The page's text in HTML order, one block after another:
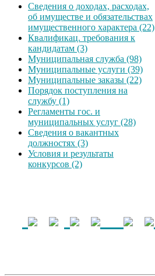
Сведения о доходах, расходах,
об имуществе и обязательствах
имущественного характера (22)
Квалификац. требования к
кандидатам (3)
Муниципальная служба (98)
Муниципальные услуги (39)
Муниципальные заказы (22)
Порядок поступления на
службу (1)
Регламенты гос. и
муниципальных услуг (28)
Сведения о вакантных
должностях (3)
Условия и результаты
конкурсов (2)